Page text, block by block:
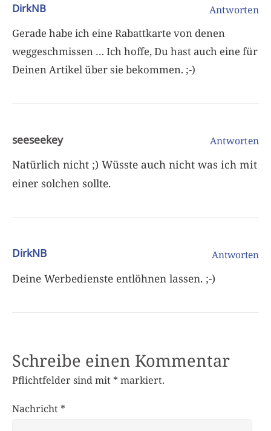
DirkNB Antworten
Gerade habe ich eine Rabattkarte von denen
weggeschmissen … Ich hoffe, Du hast auch eine für
Deinen Artikel über sie bekommen. ;-)
seeseekey Antworten
Natürlich nicht ;) Wüsste auch nicht was ich mit
einer solchen sollte.
DirkNB Antworten
Deine Werbedienste entlöhnen lassen. ;-)
Schreibe einen Kommentar
Pflichtfelder sind mit * markiert.
Nachricht *